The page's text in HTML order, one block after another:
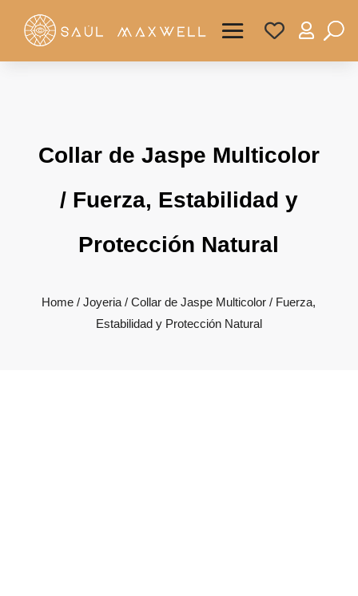

Collar de Jaspe Multicolor
/ Fuerza, Estabilidad y
Protección Natural
Home /Joyeria / Collar de Jaspe Multicolor / Fuerza,
Estabilidad y Protección Natural